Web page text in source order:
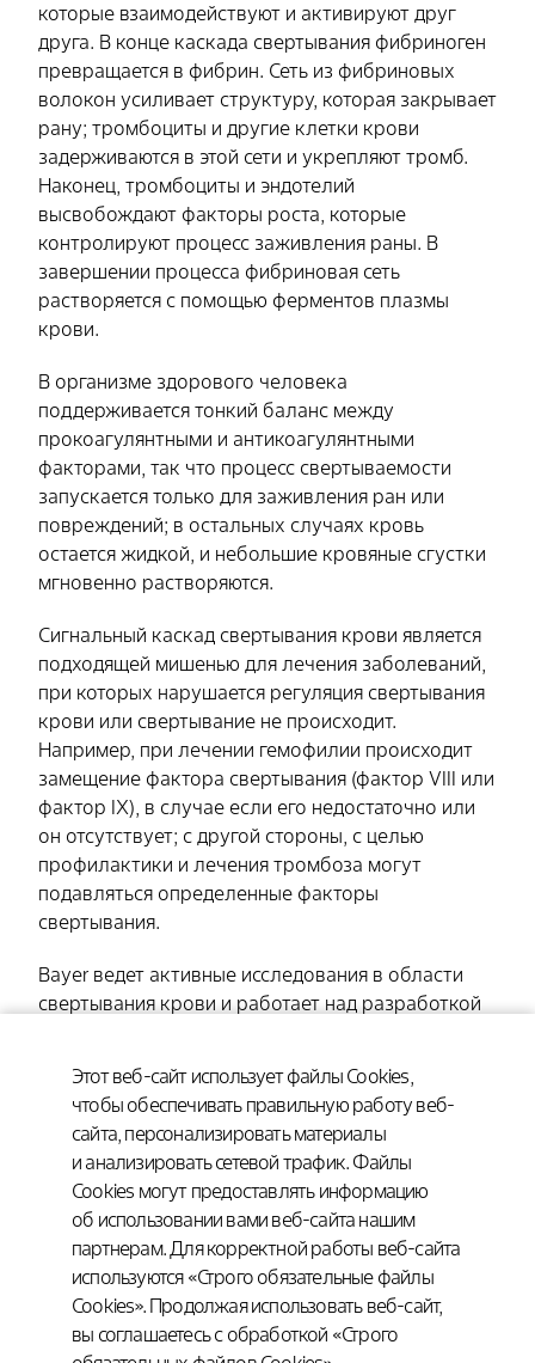
которые взаимодействуют и активируют друг
друга. В конце каскада свертывания фибриноген
превращается в фибрин. Сеть из фибриновых
волокон усиливает структуру, которая закрывает
рану; тромбоциты и другие клетки крови
задерживаются в этой сети и укрепляют тромб.
Наконец, тромбоциты и эндотелий
высвобождают факторы роста, которые
контролируют процесс заживления раны. В
завершении процесса фибриновая сеть
растворяется с помощью ферментов плазмы
крови.
В организме здорового человека
поддерживается тонкий баланс между
прокоагулянтными и антикоагулянтными
факторами, так что процесс свертываемости
запускается только для заживления ран или
повреждений; в остальных случаях кровь
остается жидкой, и небольшие кровяные сгустки
мгновенно растворяются.
Сигнальный каскад свертывания крови является
подходящей мишенью для лечения заболеваний,
при которых нарушается регуляция свертывания
крови или свертывание не происходит.
Например, при лечении гемофилии происходит
замещение фактора свертывания (фактор VIII или
фактор IX), в случае если его недостаточно или
он отсутствует; с другой стороны, с целью
профилактики и лечения тромбоза могут
подавляться определенные факторы
свертывания.
Bayer ведет активные исследования в области
свертывания крови и работает над разработкой
Каскад свертывания крови
Этот веб-сайт использует файлы Cookies,
чтобы обеспечивать правильную работу веб-
сайта, персонализировать материалы
и анализировать сетевой трафик. Файлы
Cookies могут предоставлять информацию
об использовании вами веб-сайта нашим
партнерам. Для корректной работы веб-сайта
используются «Строго обязательные файлы
Cookies». Продолжая использовать веб-сайт,
вы соглашаетесь с обработкой «Строго